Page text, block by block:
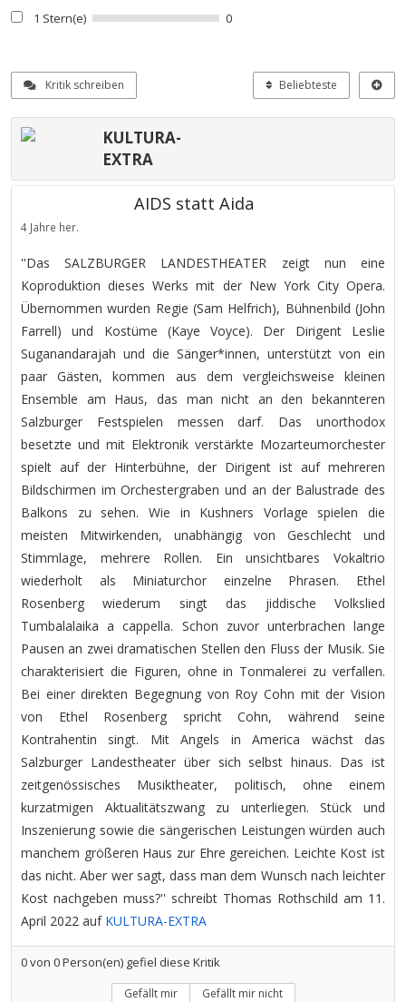
1 Stern(e) 0
Kritik schreiben Beliebteste
KULTURA-
EXTRA
AIDS statt Aida
4 Jahre her.
''Das SALZBURGER LANDESTHEATER zeigt nun eine
Koproduktion dieses Werks mit der New York City Opera.
Übernommen wurden Regie (Sam Helfrich), Bühnenbild (John
Farrell) und Kostüme (Kaye Voyce). Der Dirigent Leslie
Suganandarajah und die Sänger*innen, unterstützt von ein
paar Gästen, kommen aus dem vergleichsweise kleinen
Ensemble am Haus, das man nicht an den bekannteren
Salzburger Festspielen messen darf. Das unorthodox
besetzte und mit Elektronik verstärkte Mozarteumorchester
spielt auf der Hinterbühne, der Dirigent ist auf mehreren
Bildschirmen im Orchestergraben und an der Balustrade des
Balkons zu sehen. Wie in Kushners Vorlage spielen die
meisten Mitwirkenden, unabhängig von Geschlecht und
Stimmlage, mehrere Rollen. Ein unsichtbares Vokaltrio
wiederholt als Miniaturchor einzelne Phrasen. Ethel
Rosenberg wiederum singt das jiddische Volkslied
Tumbalalaika a cappella. Schon zuvor unterbrachen lange
Pausen an zwei dramatischen Stellen den Fluss der Musik. Sie
charakterisiert die Figuren, ohne in Tonmalerei zu verfallen.
Bei einer direkten Begegnung von Roy Cohn mit der Vision
von Ethel Rosenberg spricht Cohn, während seine
Kontrahentin singt. Mit Angels in America wächst das
Salzburger Landestheater über sich selbst hinaus. Das ist
zeitgenössisches Musiktheater, politisch, ohne einem
kurzatmigen Aktualitätszwang zu unterliegen. Stück und
Inszenierung sowie die sängerischen Leistungen würden auch
manchem größeren Haus zur Ehre gereichen. Leichte Kost ist
das nicht. Aber wer sagt, dass man dem Wunsch nach leichter
Kost nachgeben muss?'' schreibt Thomas Rothschild am 11.
April 2022 auf KULTURA-EXTRA
0von 0Person(en) gefiel diese Kritik
Gefällt mir Gefällt mir nicht